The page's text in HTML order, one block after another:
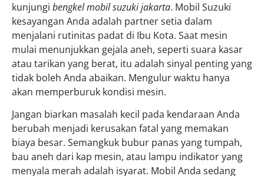
kunjungi bengkel mobil suzuki jakarta. Mobil Suzuki
kesayangan Anda adalah partner setia dalam
menjalani rutinitas padat di Ibu Kota. Saat mesin
mulai menunjukkan gejala aneh, seperti suara kasar
atau tarikan yang berat, itu adalah sinyal penting yang
tidak boleh Anda abaikan. Mengulur waktu hanya
akan memperburuk kondisi mesin.
Jangan biarkan masalah kecil pada kendaraan Anda
berubah menjadi kerusakan fatal yang memakan
biaya besar. Semangkuk bubur panas yang tumpah,
bau aneh dari kap mesin, atau lampu indikator yang
menyala merah adalah isyarat. Mobil Anda sedang